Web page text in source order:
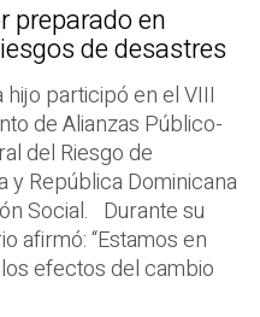
preparado en
de desastres
participó en el VIII
de Alianzas Público-
del Riesgo de
y República Dominicana
Social. Durante su
afirmó: “Estamos en
efectos del cambio